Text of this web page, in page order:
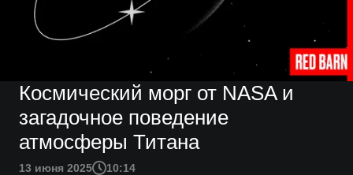
Космический морг от NASA и
загадочное поведение
атмосферы Титана
13 июня 2025 10:14